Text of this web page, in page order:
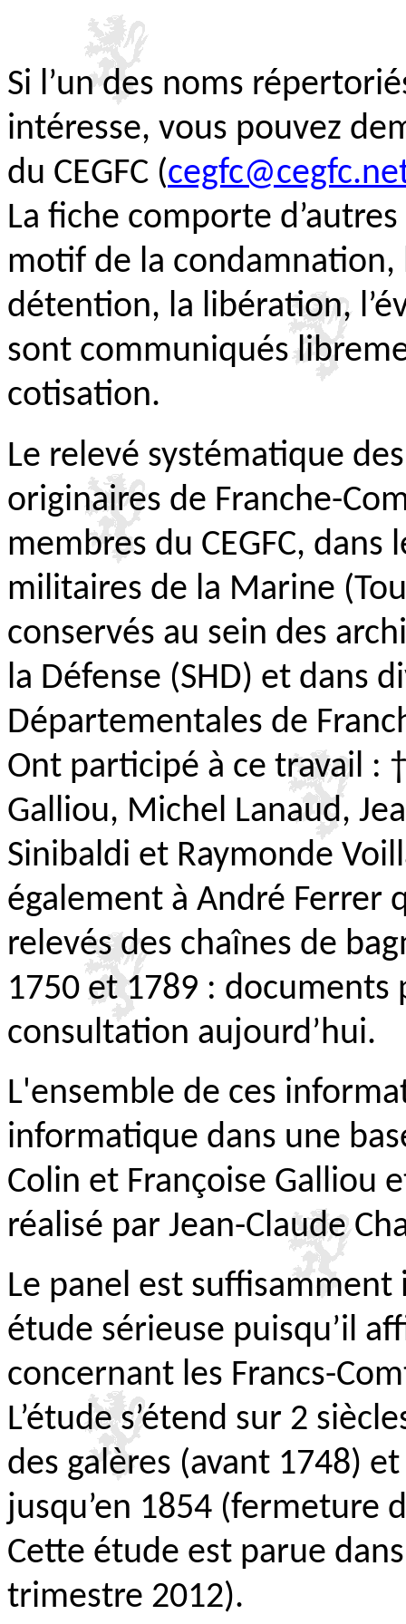
Si l’un des noms
intéresse, vous pouvez
du CEGFC (
La fiche comporte
motif de la
détention, la libération,
sont communiqués
cotisation.
Le relevé systématique
originaires de Franche-
membres du CEGFC, dans
militaires de la Marine
conservés au sein des
la Défense (SHD) et dans
Départementales de
Ont participé à ce travail :
Galliou, Michel Lanaud,
Sinibaldi et Raymonde
également à André Ferrer
relevés des chaînes de
1750 et 1789 :
consultation aujourd’hui.
L'ensemble de ces
informatique dans une
Colin et Françoise Galliou
réalisé par Jean-Claude
Le panel est
étude sérieuse puisqu’il
concernant les Francs-
L’étude s’étend sur 2
des galères (avant 1748)
jusqu’en 1854 (fermeture
Cette étude est parue
trimestre 2012).